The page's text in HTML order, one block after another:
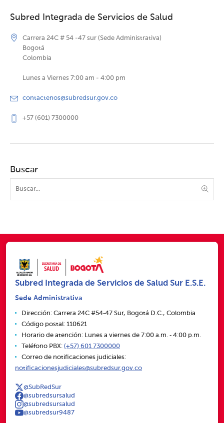
Subred Integrada de Servicios de Salud
Carrera 24C # 54 -47 sur (Sede Administrativa)
Bogotá
Colombia
Lunes a Viernes 7:00 am - 4:00 pm
contactenos@subredsur.gov.co
+57 (601) 7300000
Buscar
Subred Integrada de Servicios de Salud Sur E.S.E.
Sede Administrativa
Dirección: Carrera 24C #54‑47 Sur, Bogotá D.C., Colombia
Código postal: 110621
Horario de atención: Lunes a viernes de 7:00 a.m. ‑ 4:00 p.m.
Teléfono PBX: (+57) 601 7300000
Correo de notificaciones judiciales:
notificacionesjudiciales@subredsur.gov.co
@SubRedSur
@subredsursalud
@subredsursalud
@subredsur9487